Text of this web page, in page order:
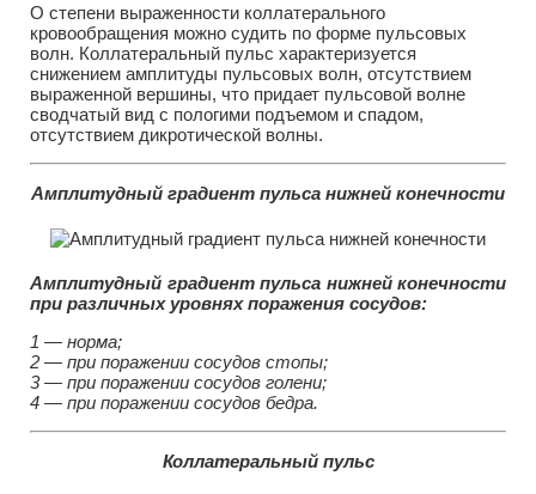
О степени выраженности коллатерального
кровообращения можно судить по форме пульсовых
волн. Коллатеральный пульс характеризуется
снижением амплитуды пульсовых волн, отсутствием
выраженной вершины, что придает пульсовой волне
сводчатый вид с пологими подъемом и спадом,
отсутствием дикротической волны.
Амплитудный градиент пульса нижней конечности
Амплитудный градиент пульса нижней конечности
при различных уровнях поражения сосудов:
1 — норма;
2 — при поражении сосудов стопы;
3 — при поражении сосудов голени;
4 — при поражении сосудов бедра.
Коллатеральный пульс